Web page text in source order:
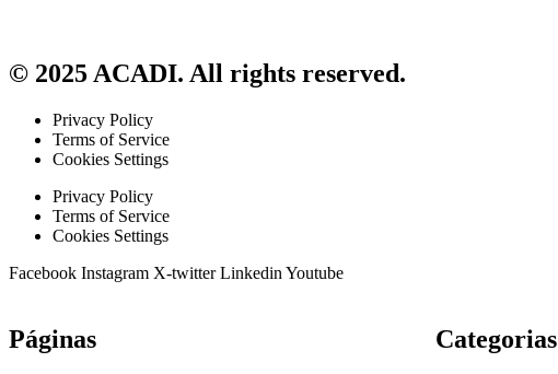
© 2025 ACADI. All rights reserved.
Privacy Policy
Terms of Service
Cookies Settings
Privacy Policy
Terms of Service
Cookies Settings
Facebook Instagram X-twitter Linkedin Youtube
Páginas Categorias